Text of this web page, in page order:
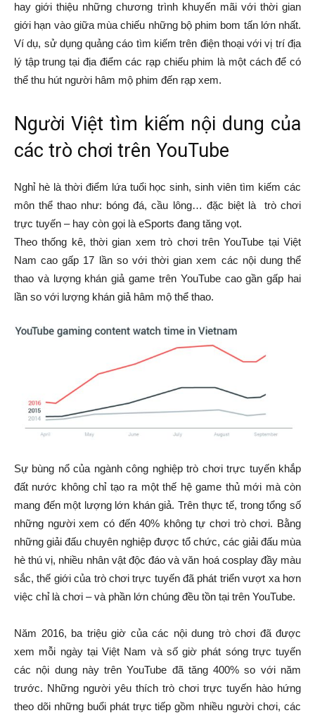
hay giới thiệu những chương trình khuyến mãi với thời gian
giới hạn vào giữa mùa chiếu những bộ phim bom tấn lớn nhất.
Ví dụ, sử dụng quảng cáo tìm kiếm trên điện thoại với vị trí địa
lý tập trung tại địa điểm các rạp chiếu phim là một cách để có
thể thu hút người hâm mộ phim đến rạp xem.
Người Việt tìm kiếm nội dung của
các trò chơi trên YouTube
Nghỉ hè là thời điểm lứa tuổi học sinh, sinh viên tìm kiếm các
môn thể thao như: bóng đá, cầu lông… đặc biệt là trò chơi
trực tuyến – hay còn gọi là eSports đang tăng vọt.
Theo thống kê, thời gian xem trò chơi trên YouTube tại Việt
Nam cao gấp 17 lần so với thời gian xem các nội dung thể
thao và lượng khán giả game trên YouTube cao gần gấp hai
lần so với lượng khán giả hâm mộ thể thao.
Sự bùng nổ của ngành công nghiệp trò chơi trực tuyến khắp
đất nước không chỉ tạo ra một thế hệ game thủ mới mà còn
mang đến một lượng lớn khán giả. Trên thực tế, trong tổng số
những người xem có đến 40% không tự chơi trò chơi. Bằng
những giải đấu chuyên nghiệp được tổ chức, các giải đấu mùa
hè thú vị, nhiều nhân vật độc đáo và văn hoá cosplay đầy màu
sắc, thế giới của trò chơi trực tuyến đã phát triển vượt xa hơn
việc chỉ là chơi – và phần lớn chúng đều tồn tại trên YouTube.
Năm 2016, ba triệu giờ của các nội dung trò chơi đã được
xem mỗi ngày tại Việt Nam và số giờ phát sóng trực tuyến
các nội dung này trên YouTube đã tăng 400% so với năm
trước. Những người yêu thích trò chơi trực tuyến hào hứng
theo dõi những buổi phát trực tiếp gồm nhiều người chơi, các